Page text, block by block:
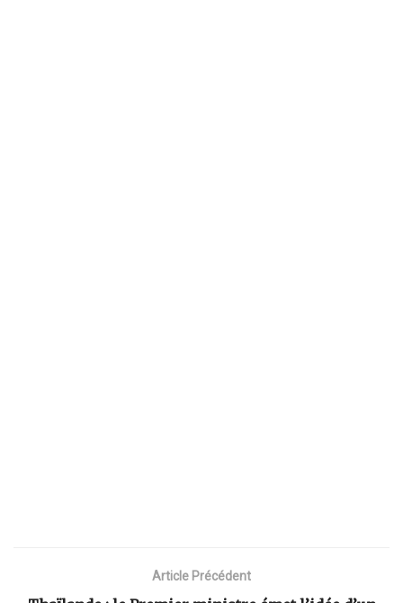
Article Précédent